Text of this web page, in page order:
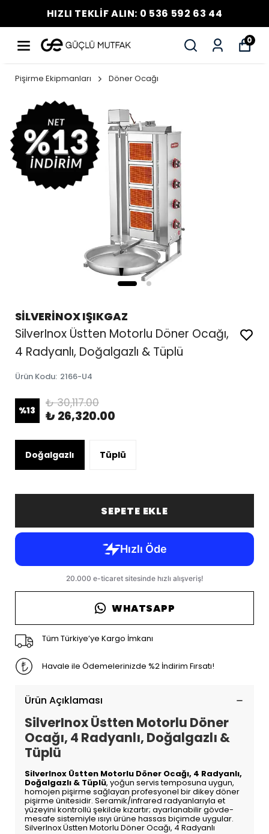
HIZLI TEKLİF ALIN: 0 536 592 63 44
0
Pişirme Ekipmanları Döner Ocağı
SİLVERİNOX IŞIKGAZ
SilverInox Üstten Motorlu Döner Ocağı,
4 Radyanlı, Doğalgazlı & Tüplü
Ürün Kodu: 2166-U4
%13
₺ 30,117.00
₺ 26,320.00
Doğalgazlı Tüplü
SEPETE EKLE
WHATSAPP
Tüm Türkiye’ye Kargo İmkanı
Havale ile Ödemelerinizde %2 İndirim Fırsatı!
Ürün Açıklaması
SilverInox Üstten Motorlu Döner
Ocağı, 4 Radyanlı, Doğalgazlı &
Tüplü
SilverInox Üstten Motorlu Döner Ocağı, 4 Radyanlı,
Doğalgazlı & Tüplü, yoğun servis temposuna uygun,
homojen pişirme sağlayan profesyonel bir dikey döner
pişirme ünitesidir. Seramik/infrared radyanlarıyla et
yüzeyini kontrollü şekilde kızartır; ayarlanabilir gövde-
mesafe sistemiyle ısıyı ürüne hassas biçimde uygular.
SilverInox Üstten Motorlu Döner Ocağı, 4 Radyanlı